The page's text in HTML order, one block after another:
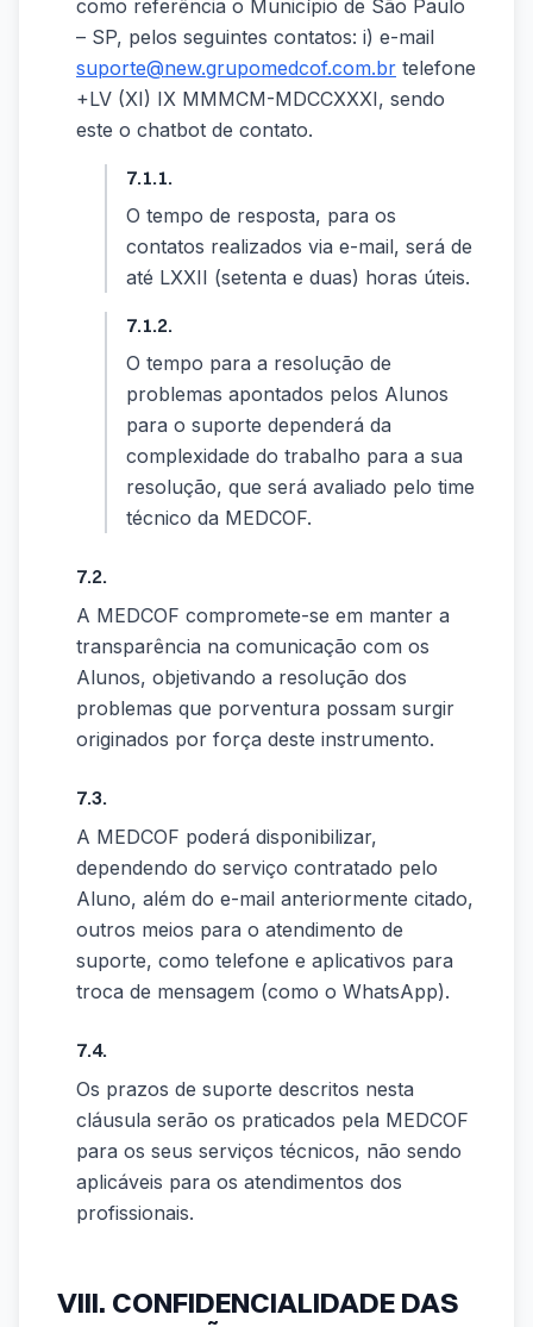
como referência o Município de São Paulo
– SP, pelos seguintes contatos: i) e-mail
suporte@new.grupomedcof.com.br telefone
+LV (XI) IX MMMCM-MDCCXXXI, sendo
este o chatbot de contato.
7.1.1.
O tempo de resposta, para os
contatos realizados via e-mail, será de
até LXXII (setenta e duas) horas úteis.
7.1.2.
O tempo para a resolução de
problemas apontados pelos Alunos
para o suporte dependerá da
complexidade do trabalho para a sua
resolução, que será avaliado pelo time
técnico da MEDCOF.
7.2.
A MEDCOF compromete-se em manter a
transparência na comunicação com os
Alunos, objetivando a resolução dos
problemas que porventura possam surgir
originados por força deste instrumento.
7.3.
A MEDCOF poderá disponibilizar,
dependendo do serviço contratado pelo
Aluno, além do e-mail anteriormente citado,
outros meios para o atendimento de
suporte, como telefone e aplicativos para
troca de mensagem (como o WhatsApp).
7.4.
Os prazos de suporte descritos nesta
cláusula serão os praticados pela MEDCOF
para os seus serviços técnicos, não sendo
aplicáveis para os atendimentos dos
profissionais.
VIII. CONFIDENCIALIDADE DAS